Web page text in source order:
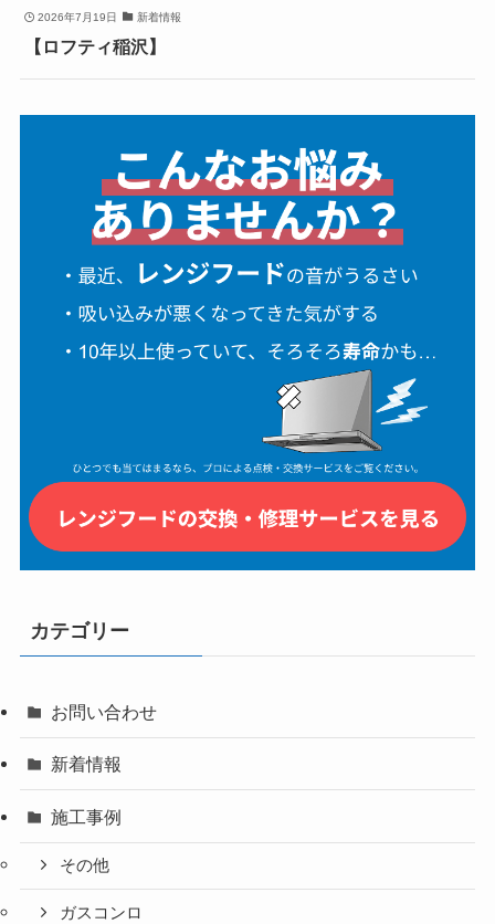
2026年7月19日 新着情報
【ロフティ稲沢】
カテゴリー
お問い合わせ
新着情報
施工事例
その他
ガスコンロ